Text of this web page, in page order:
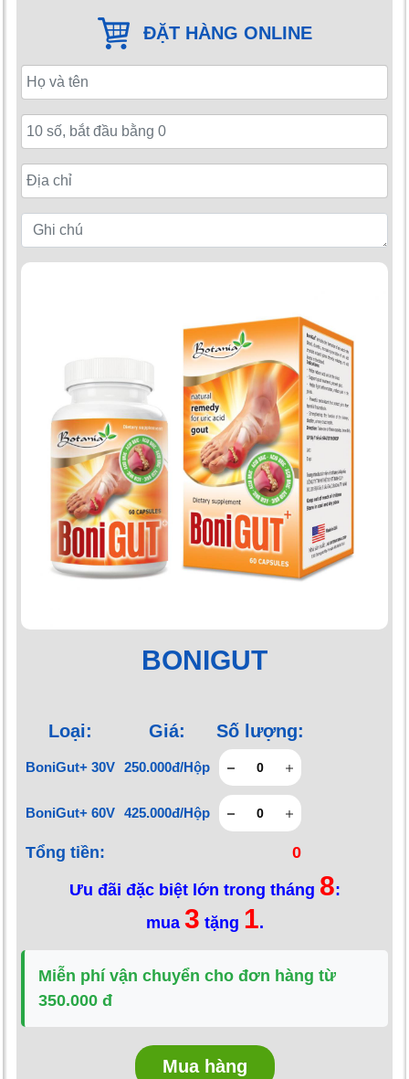
ĐẶT HÀNG ONLINE
BONIGUT
Loại: Giá: Số lượng:
BoniGut+ 30V 250.000đ/Hộp
BoniGut+ 60V 425.000đ/Hộp
Tổng tiền: 0
Ưu đãi đặc biệt lớn trong tháng 8:
mua 3 tặng 1.
Miễn phí vận chuyển cho đơn hàng từ
350.000 đ
Mua hàng